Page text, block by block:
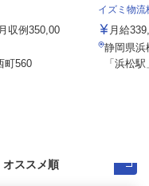
収例350,00
町560
イズミ物
月給
静岡県浜
「浜松